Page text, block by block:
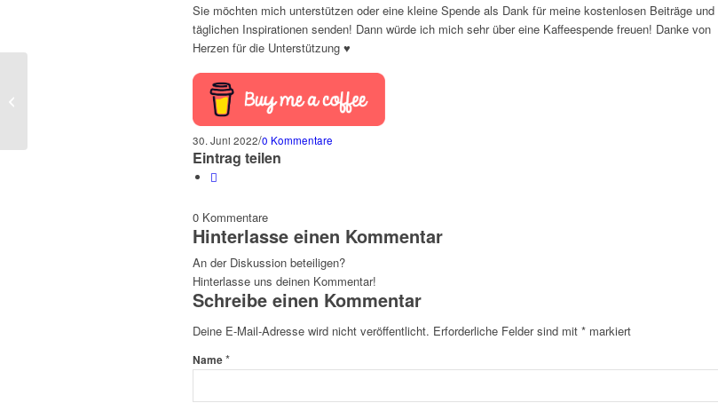
Sie möchten mich unterstützen oder eine kleine Spende als Dank für meine kostenlosen Beiträge und
täglichen Inspirationen senden! Dann würde ich mich sehr über eine Kaffeespende freuen! Danke von
Herzen für die Unterstützung ♥
30. Juni 2022/0 Kommentare
Eintrag teilen
0 Kommentare
Hinterlasse einen Kommentar
An der Diskussion beteiligen?
Hinterlasse uns deinen Kommentar!
Schreibe einen Kommentar
Deine E-Mail-Adresse wird nicht veröffentlicht. Erforderliche Felder sind mit * markiert
Name*